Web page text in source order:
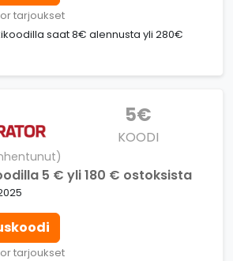
tarjoukset
saat 8€ alennusta yli 280€
5€
KOODI
5 € yli 180 € ostoksista
tarjoukset